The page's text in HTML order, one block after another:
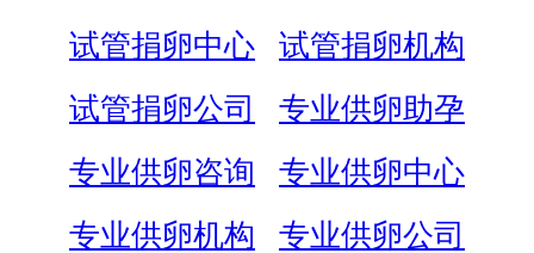
试管捐卵中心
试管捐卵机构
试管捐卵公司
专业供卵助孕
专业供卵咨询
专业供卵中心
专业供卵机构
专业供卵公司